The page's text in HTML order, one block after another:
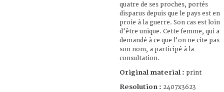
quatre de ses proches, portés
disparus depuis que le pays est en
proie à la guerre. Son cas est loin
d'être unique. Cette femme, qui a
demandé à ce que l'on ne cite pas
son nom, a participé à la
consultation.
Original material : print
Resolution : 2407x3623